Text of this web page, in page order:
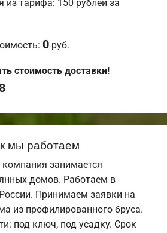
из тарифа: 150 рублей за
0 руб.
стоимость доставки!
мы работаем
занимается
домов. Работаем в
Принимаем заявки на
из профилированного бруса.
под ключ, под усадку. Срок